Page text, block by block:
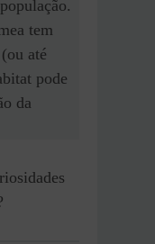
tem
até
pode
da